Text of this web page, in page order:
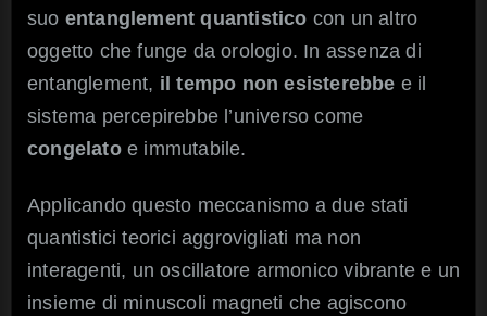
suo entanglement quantistico con un altro
oggetto che funge da orologio. In assenza di
entanglement, il tempo non esisterebbe e il
sistema percepirebbe l’universo come
congelatoe immutabile.
Applicando questo meccanismo a due stati
quantistici teorici aggrovigliati ma non
interagenti, un oscillatore armonico vibrante e un
insieme di minuscoli magneti che agiscono